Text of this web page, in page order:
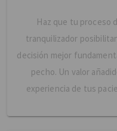
Haz que tu proceso
tranquilizador
decisión mejor
pecho. Un valor
experiencia de tus